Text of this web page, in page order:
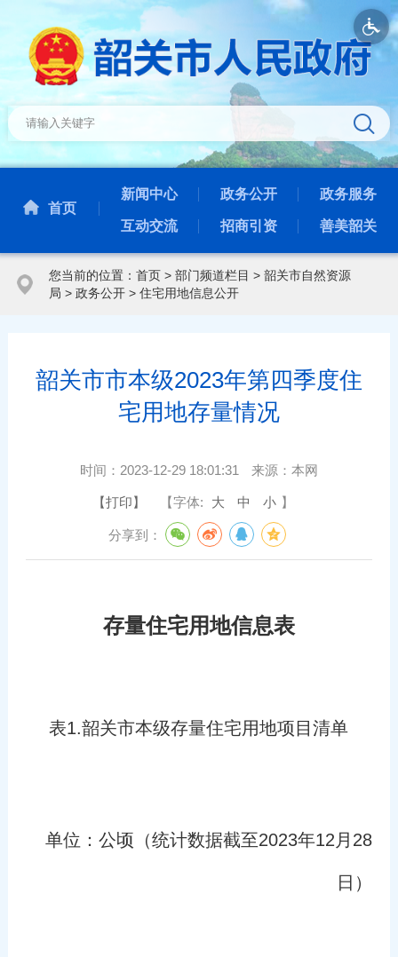
首页
新闻中心 政务公开 政务服务
互动交流 招商引资 善美韶关
您当前的位置： 首页> 部门频道栏目 > 韶关市自然资源
局 > 政务公开> 住宅用地信息公开
韶关市市本级2023年第四季度住
宅用地存量情况
时间： 2023-12-29 18:01:31 来源： 本网
【打印】 【字体: 大 中 小 】
分享到：
存量住宅用地信息表
表1.韶关市本级存量住宅用地项目清单
单位：公顷（统计数据截至2023年12月28
日）